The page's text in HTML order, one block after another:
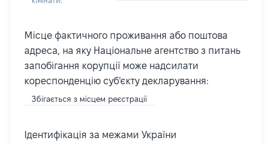
Місце фактичного проживання або поштова
адреса, на яку Національне агентство з питань
запобігання корупції може надсилати
кореспонденцію суб'єкту декларування:
Збігається з місцем реєстрації
Ідентифікація за межами України